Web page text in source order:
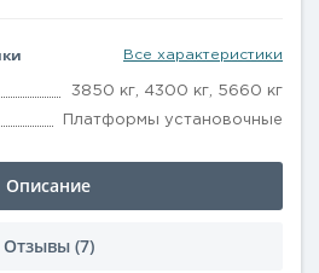
Все характеристики
3850 кг, 4300 кг, 5660 кг
Платформы установочные
Описание
Отзывы (7)